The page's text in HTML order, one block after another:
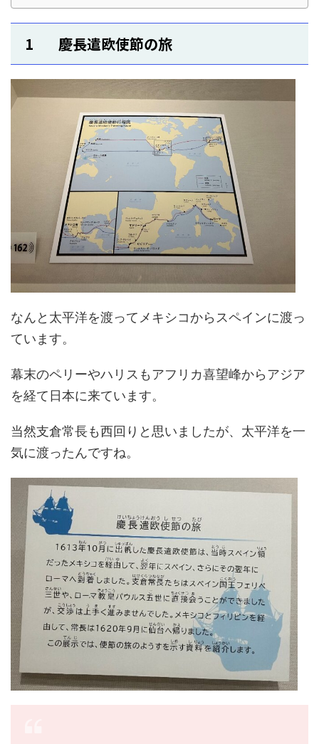
1 慶長遣欧使節の旅
なんと太平洋を渡ってメキシコからスペインに渡っ
ています。
幕末のペリーやハリスもアフリカ喜望峰からアジア
を経て日本に来ています。
当然支倉常長も西回りと思いましたが、太平洋を一
気に渡ったんですね。